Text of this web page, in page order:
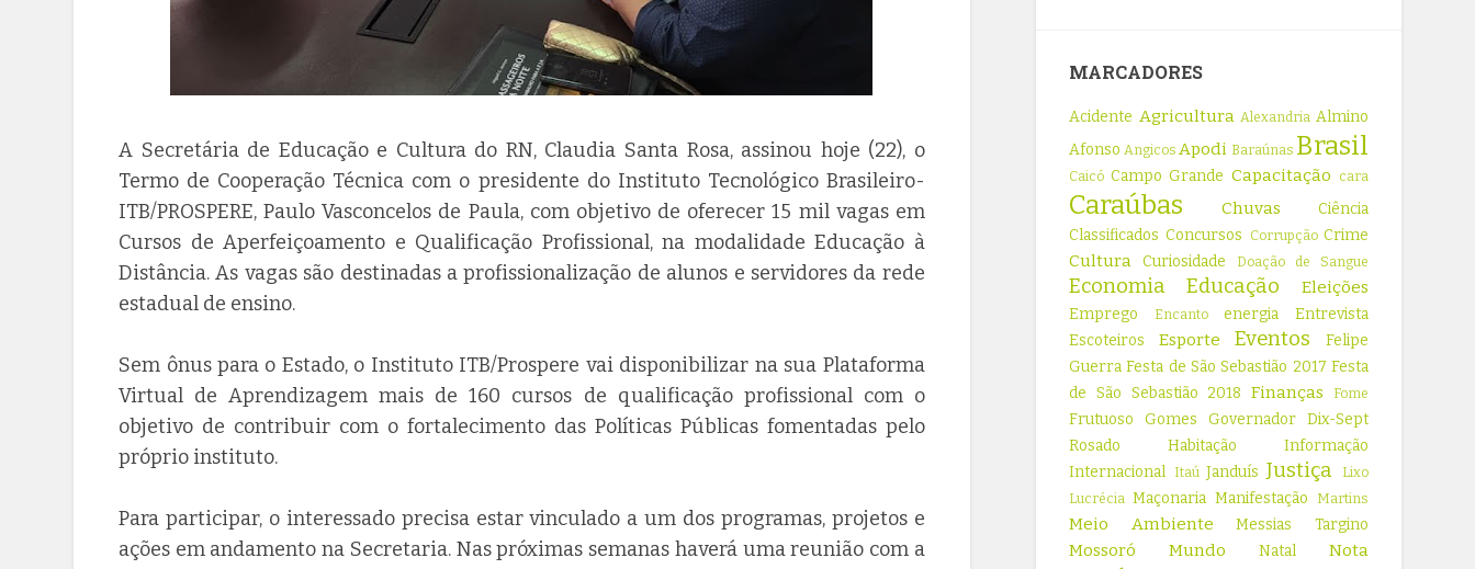
A Secretária de Educação e Cultura do RN, Claudia Santa Rosa, assinou hoje (22), o
Termo de Cooperação Técnica com o presidente do Instituto Tecnológico Brasileiro-
ITB/PROSPERE, Paulo Vasconcelos de Paula, com objetivo de oferecer 15 mil vagas em
Cursos de Aperfeiçoamento e Qualificação Profissional, na modalidade Educação à
Distância. As vagas são destinadas a profissionalização de alunos e servidores da rede
estadual de ensino.
Sem ônus para o Estado, o Instituto ITB/Prospere vai disponibilizar na sua Plataforma
Virtual de Aprendizagem mais de 160 cursos de qualificação profissional com o
objetivo de contribuir com o fortalecimento das Políticas Públicas fomentadas pelo
próprio instituto.
Para participar, o interessado precisa estar vinculado a um dos programas, projetos e
ações em andamento na Secretaria. Nas próximas semanas haverá uma reunião com a
MARCADORES
Acidente Agricultura Alexandria Almino
Afonso Angicos Apodi Baraúnas Brasil
Caicó Campo Grande Capacitação cara
Caraúbas Chuvas
Ciência
Classificados Concursos Corrupção Crime
Cultura Curiosidade Doação de Sangue
Economia Educação Eleições
Emprego Encanto energia
Entrevista
Escoteiros
Esporte Eventos
Felipe
Guerra Festa de São Sebastião 2017 Festa
de São Sebastião 2018 Finanças Fome
Frutuoso Gomes
Governador Dix-Sept
Rosado
Habitação
Informação
Internacional
Itaú Janduís Justiça
Lixo
Lucrécia Maçonaria Manifestação Martins
Meio Ambiente Messias Targino
Mossoró Mundo Natal Nota